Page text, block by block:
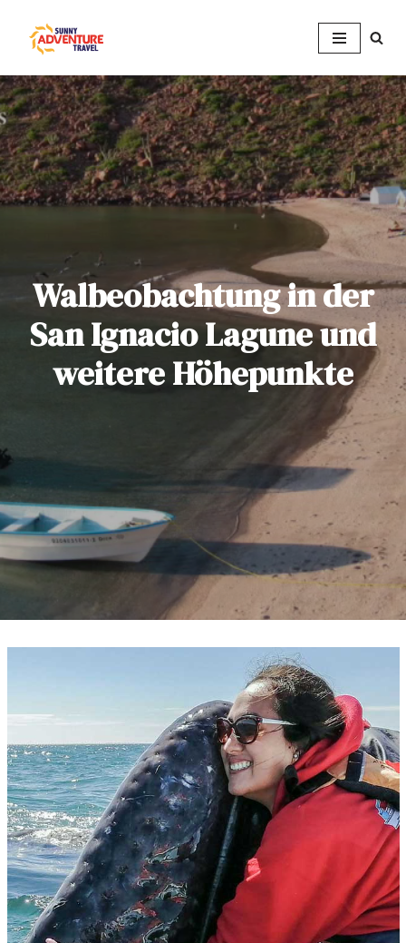
Zum
Inhalt
springen
Walbeobachtung in der
San Ignacio Lagune und
weitere Höhepunkte